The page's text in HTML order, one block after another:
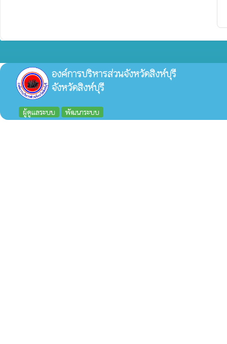
องค์การบริหารส่วนจังหวัดสิงห์บุรี
จังหวัดสิงห์บุรี
ผู้ดูแลระบบ พัฒนาระบบ